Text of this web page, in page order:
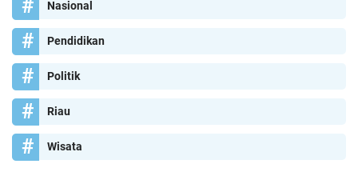
Nasional
Pendidikan
Politik
Riau
Wisata